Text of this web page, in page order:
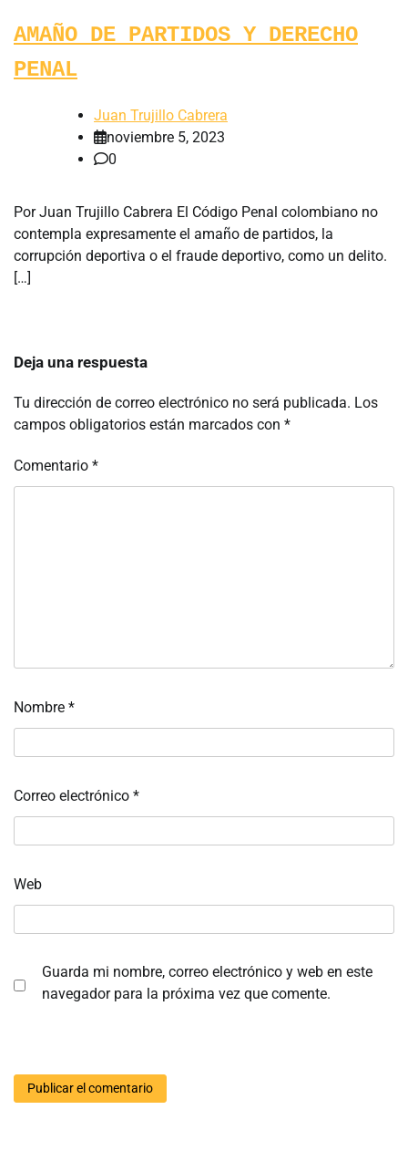
AMAÑO DE PARTIDOS Y DERECHO
PENAL
Juan Trujillo Cabrera
noviembre 5, 2023
0
Por Juan Trujillo Cabrera El Código Penal colombiano no
contempla expresamente el amaño de partidos, la
corrupción deportiva o el fraude deportivo, como un delito.
[…]
Deja una respuesta
Tu dirección de correo electrónico no será publicada. Los
campos obligatorios están marcados con *
Comentario *
Nombre *
Correo electrónico *
Web
Guarda mi nombre, correo electrónico y web en este
navegador para la próxima vez que comente.